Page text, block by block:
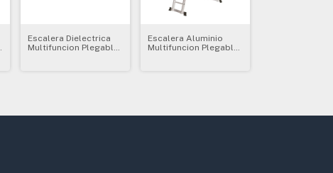
Escalera Dielectrica
Multifuncion Plegable
Escalera Aluminio
Multifuncion Plegable